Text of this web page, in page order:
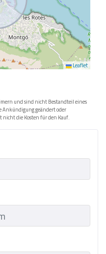
Leaflet
und sind nicht Bestandteil eines
Ankündigung geändert oder
nicht die Kosten für den Kauf.